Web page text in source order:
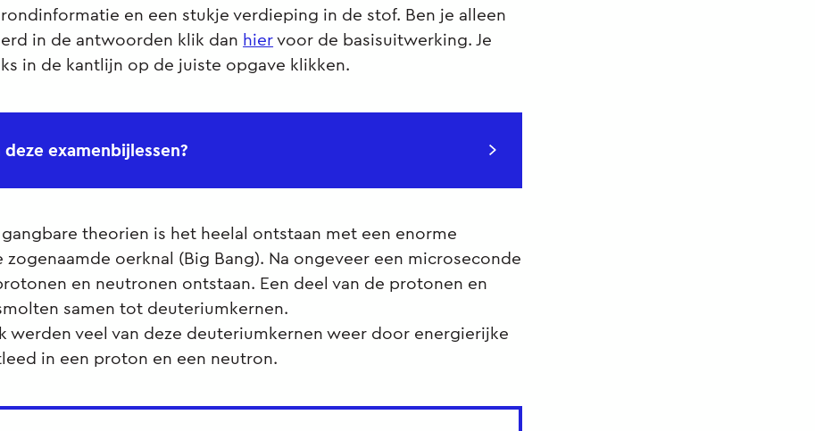
en een stukje verdieping in de stof. Ben je alleen
in de antwoorden klik dan hier voor de basisuitwerking. Je
in de kantlijn op de juiste opgave klikken.
examenbijlessen?
theorien is het heelal ontstaan met een enorme
zogenaamde oerknal (Big Bang). Na ongeveer een microseconde
en neutronen ontstaan. Een deel van de protonen en
samen tot deuteriumkernen.
werden veel van deze deuteriumkernen weer door energierijke
in een proton en een neutron.